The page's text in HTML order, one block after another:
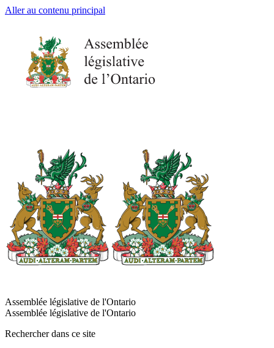
Aller au contenu principal
Assemblée législative de l'Ontario
Assemblée législative de l'Ontario
Rechercher dans ce site